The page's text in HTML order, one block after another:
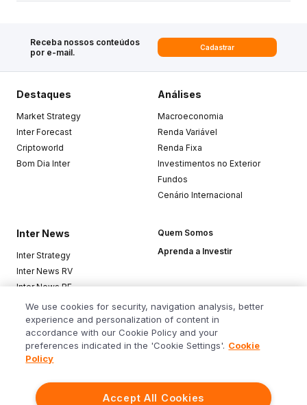
Receba nossos conteúdos
por e-mail.
Cadastrar
Destaques
Market Strategy
Inter Forecast
Criptoworld
Bom Dia Inter
Análises
Macroeconomia
Renda Variável
Renda Fixa
Investimentos no Exterior
Fundos
Cenário Internacional
Inter News
Inter Strategy
Inter News RV
Inter News RF
Top Funds
Quem Somos
Aprenda a Investir
Baixe o app
We use cookies for security, navigation analysis, better
experience and personalization of content in
accordance with our Cookie Policy and your
preferences indicated in the 'Cookie Settings'. Cookie
Policy
Accept All Cookies